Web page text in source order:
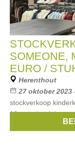
SOMEONE,
EURO /
Herenthout
27 oktober 2023
stockverkoop
10 euro / stuk !